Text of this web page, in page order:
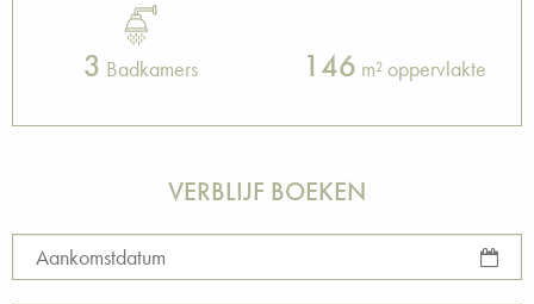
3 Badkamers 146 m² oppervlakte
VERBLIJF BOEKEN
Aankomstdatum